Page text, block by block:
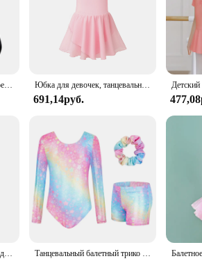
Женское базовое танцевальное трико для взрослых, командное нейлоновое балетное трико с коротким рукавом, Одежда для танцев, мягкая и приятная для кожи одежда для балета Юбка для девочек, танцевальное платье, детская одежда для малышей
691,14руб.
Комплект из трех предметов для девочек, гимнастическое трико, балетное трико, одежда, танцевальная одежда, боди, трико, хлопковое боди для танцев Танцевальный балетный трико для девочек с шортами, повязка на голову с длинным рукавом, тренировочные костюмы, боди, гимнастическая Одежда для девочек